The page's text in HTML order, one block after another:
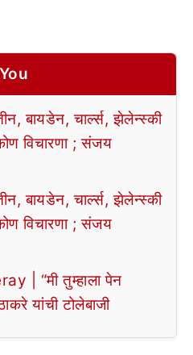
बायडेन, चार्ल्स, झेलेन्स्की
विचारणा ; संजय
बायडेन, चार्ल्स, झेलेन्स्की
विचारणा ; संजय
| “मी तुम्हाला पेन
यांची टोलेबाजी